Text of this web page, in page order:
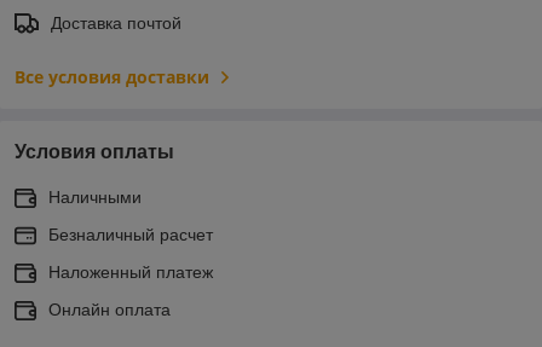
Доставка почтой
Все условия доставки
Условия оплаты
Наличными
Безналичный расчет
Наложенный платеж
Онлайн оплата